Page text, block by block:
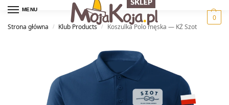
MENU
0
Strona główna
/ Klub Products / Koszulka Polo męska — KŻ Szot